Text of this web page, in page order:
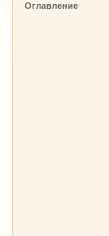
Оглавление